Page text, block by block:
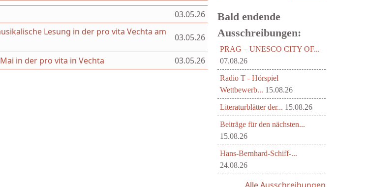
03.05.26
Lesung in der pro vita Vechta am
03.05.26
in der pro vita in Vechta 03.05.26
Bald endende
Ausschreibungen:
PRAG – UNESCO CITY OF...
07.08.26
Radio T - Hörspiel
Wettbewerb... 15.08.26
Literaturblätter der... 15.08.26
Beiträge für den nächsten...
15.08.26
Hans-Bernhard-Schiff-...
24.08.26